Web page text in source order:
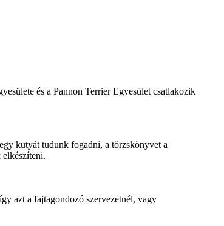
és a Pannon Terrier Egyesület csatlakozik
kutyát tudunk fogadni, a törzskönyvet a
azt a fajtagondozó szervezetnél, vagy